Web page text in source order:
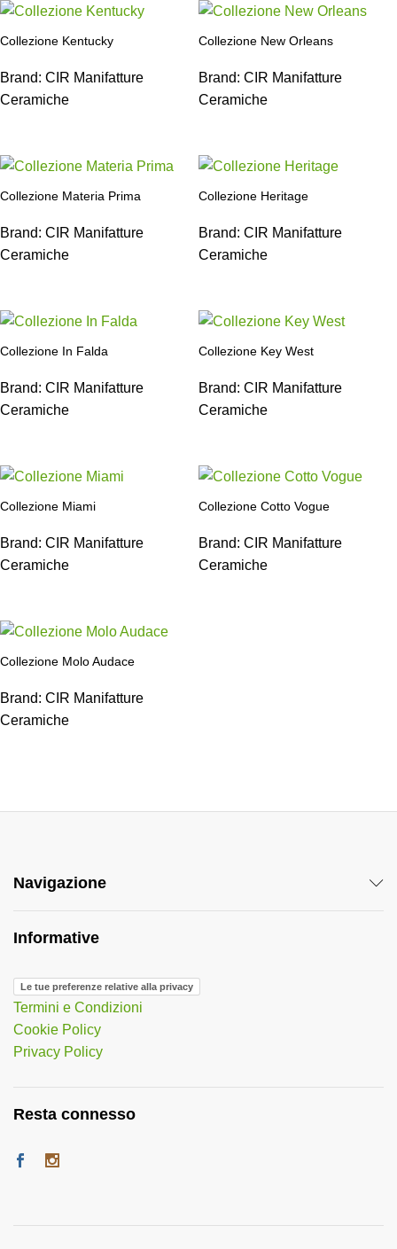
Collezione Kentucky
Brand: CIR Manifatture
Ceramiche
Collezione New Orleans
Brand: CIR Manifatture
Ceramiche
Collezione Materia Prima
Brand: CIR Manifatture
Ceramiche
Collezione Heritage
Brand: CIR Manifatture
Ceramiche
Collezione In Falda
Brand: CIR Manifatture
Ceramiche
Collezione Key West
Brand: CIR Manifatture
Ceramiche
Collezione Miami
Brand: CIR Manifatture
Ceramiche
Collezione Cotto Vogue
Brand: CIR Manifatture
Ceramiche
Collezione Molo Audace
Brand: CIR Manifatture
Ceramiche
Navigazione
Informative
Le tue preferenze relative alla privacy
Termini e Condizioni
Cookie Policy
Privacy Policy
Resta connesso